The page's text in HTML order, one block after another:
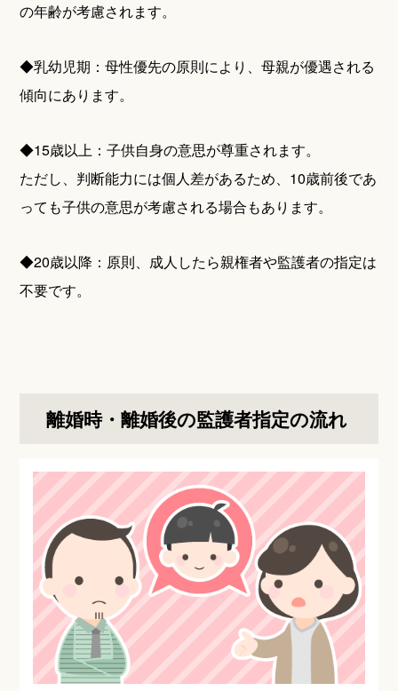
の年齢が考慮されます。
◆乳幼児期：母性優先の原則により、母親が優遇される
傾向にあります。
◆15歳以上：子供自身の意思が尊重されます。
ただし、判断能力には個人差があるため、10歳前後であ
っても子供の意思が考慮される場合もあります。
◆20歳以降：原則、成人したら親権者や監護者の指定は
不要です。
離婚時・離婚後の監護者指定の流れ